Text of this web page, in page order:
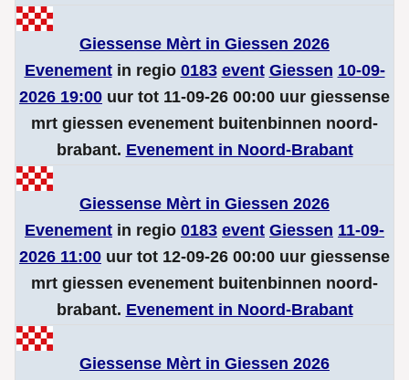
Giessense Mèrt in Giessen 2026
Evenementin regio 0183 event Giessen 10-09-
2026 19:00 uur tot 11-09-26 00:00 uur giessense
mrt giessen evenement buitenbinnen noord-
brabant. Evenement in Noord-Brabant
Giessense Mèrt in Giessen 2026
Evenement in regio 0183 event Giessen 11-09-
2026 11:00 uur tot 12-09-26 00:00 uur giessense
mrt giessen evenement buitenbinnen noord-
brabant. Evenement in Noord-Brabant
Giessense Mèrt in Giessen 2026